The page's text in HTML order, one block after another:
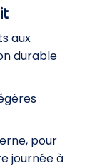
aux
durable
pour
journée à